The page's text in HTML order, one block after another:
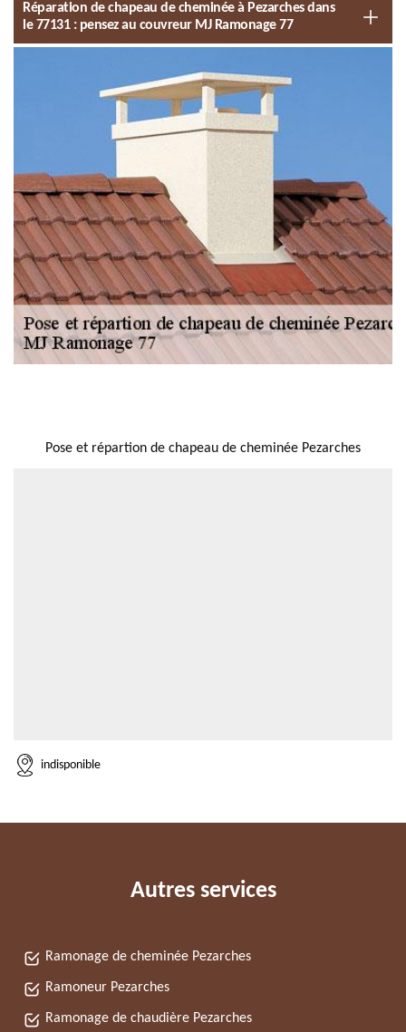
Réparation de chapeau de cheminée à Pezarches dans
le 77131 : pensez au couvreur MJ Ramonage 77
Pose et répartion de chapeau de cheminée Pezarches
indisponible
Autres services
Ramonage de cheminée Pezarches
Ramoneur Pezarches
Ramonage de chaudière Pezarches